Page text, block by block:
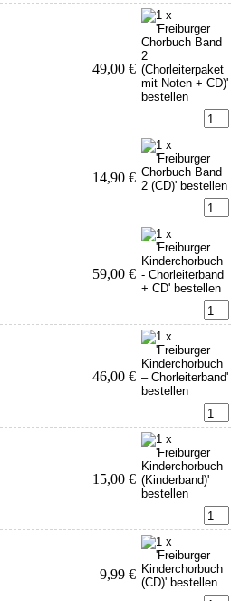
49,00 €
14,90 €
59,00 €
46,00 €
15,00 €
9,99 €